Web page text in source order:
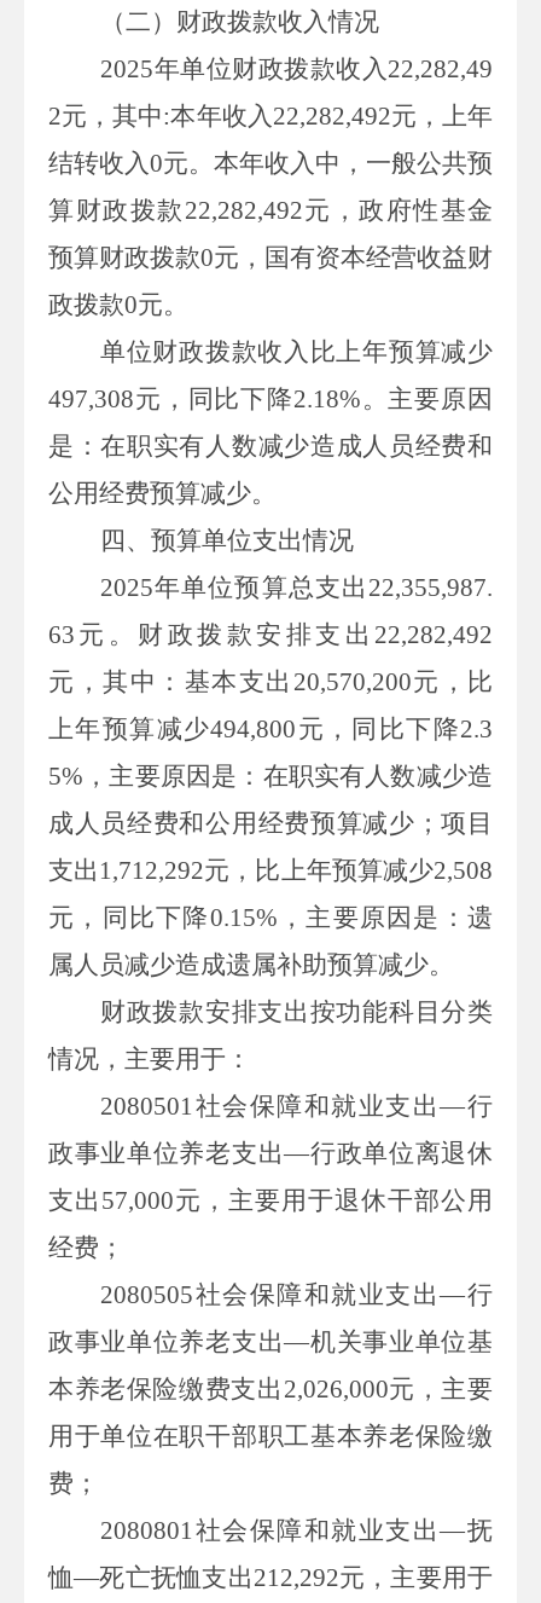
（二）财政拨款收入情况
2025年单位财政拨款收入22,282,49
2元，其中:本年收入22,282,492元，上年
结转收入0元。本年收入中，一般公共预
算财政拨款22,282,492元，政府性基金
预算财政拨款0元，国有资本经营收益财
政拨款0元。
单位财政拨款收入比上年预算减少
497,308元，同比下降2.18%。主要原因
是：在职实有人数减少造成人员经费和
公用经费预算减少。
四、 预算单位支出情况
2025年单位预算总支出22,355,987.
63 元 。财政拨款安排支出22,282,492
元 ，其中：基本支出20,570,200元 ， 比
上年预算减少494,800元 ， 同比下降2.3
5%， 主要原因是： 在职实有人数减少造
成人员经费和公用经费预算减少 ；项目
支出1,712,292元 ， 比上年预算减少2,508
元 ， 同比下降0.15%， 主要原因 是：遗
属人员减少造成遗属补助预算减少。
财政拨款安排支出按功能科目分类
情况，主要用于 ：
2080501社会保障和就业支出—行
政事业单位养老支出—行政单位离退休
支出57,000元，主要用于退休干部公用
经费；
2080505社会保障和就业支出—行
政事业单位养老支出—机关事业单位基
本养老保险缴费支出2,026,000元，主要
用于单位在职干部职工基本养老保险缴
费；
2080801社会保障和就业支出—抚
恤—死亡抚恤支出212,292元，主要用于